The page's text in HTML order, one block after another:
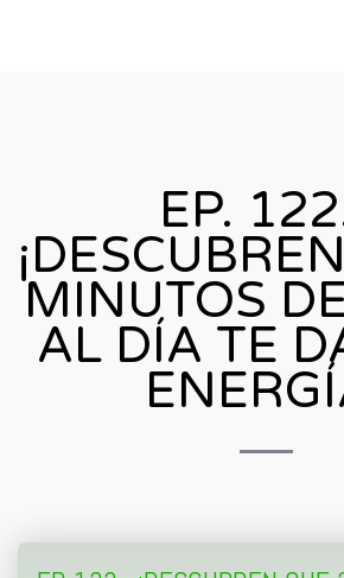
EP.
MINUTOS
AL DÍA TE